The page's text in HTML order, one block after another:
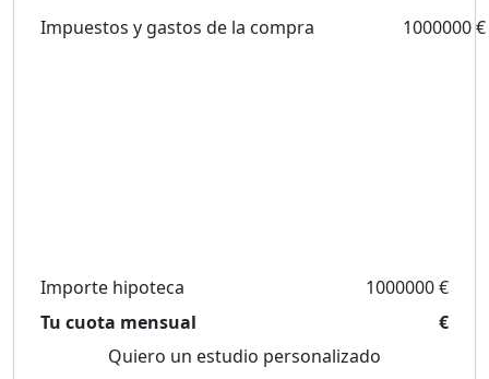
Impuestos y gastos de la compra 1000000 €
Importe hipoteca
1000000 €
Tu cuota mensual
€
Quiero un estudio personalizado